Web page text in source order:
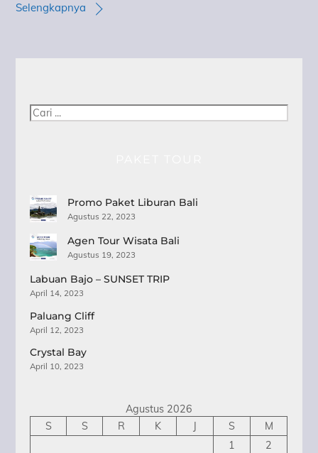
Selengkapnya
Cari
Promo Paket Liburan Bali
Agustus 22, 2023
Agen Tour Wisata Bali
Agustus 19, 2023
Labuan Bajo – SUNSET TRIP
April 14, 2023
Paluang Cliff
April 12, 2023
Crystal Bay
April 10, 2023
Agustus 2026
S
S R K J S
M
1
2